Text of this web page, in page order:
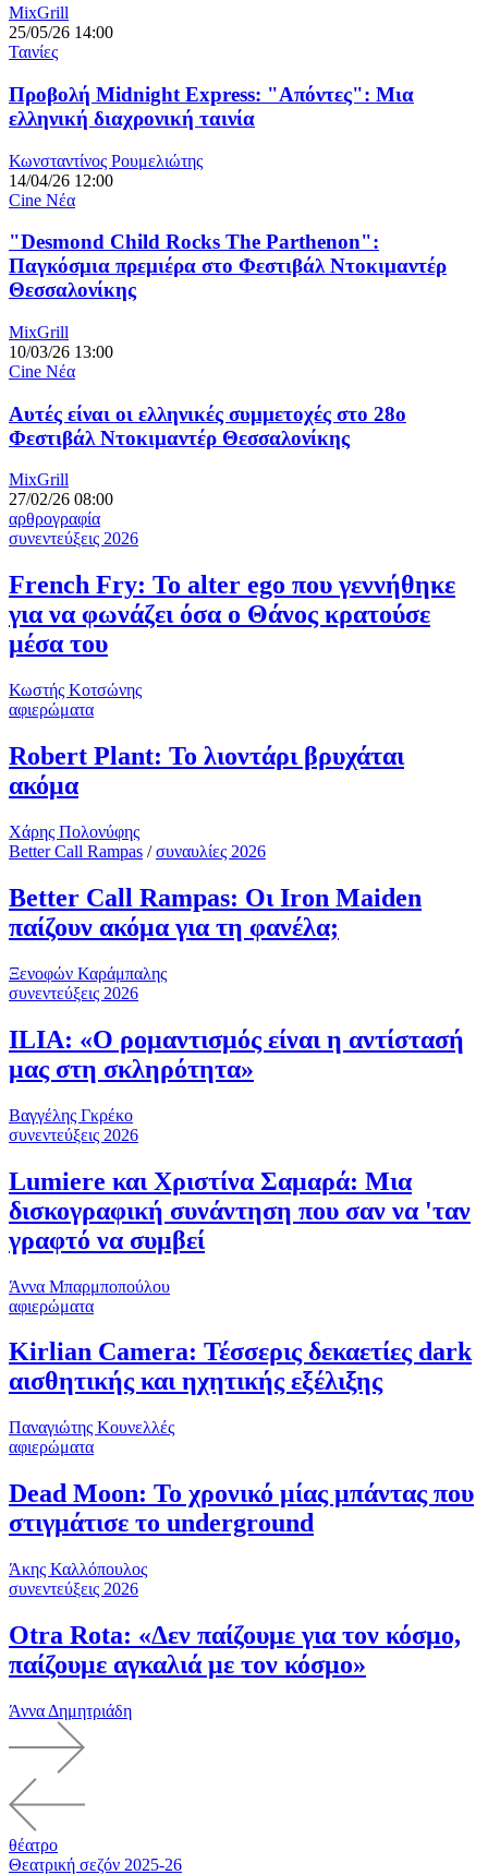
MixGrill
25/05/26 14:00
Ταινίες
Προβολή Midnight Express: "Απόντες": Μια
ελληνική διαχρονική ταινία
Κωνσταντίνος Ρουμελιώτης
14/04/26 12:00
Cine Νέα
"Desmond Child Rocks The Parthenon":
Παγκόσμια πρεμιέρα στο Φεστιβάλ Ντοκιμαντέρ
Θεσσαλονίκης
MixGrill
10/03/26 13:00
Cine Νέα
Αυτές είναι οι ελληνικές συμμετοχές στο 28ο
Φεστιβάλ Ντοκιμαντέρ Θεσσαλονίκης
MixGrill
27/02/26 08:00
αρθρογραφία
συνεντεύξεις 2026
French Fry: Το alter ego που γεννήθηκε
για να φωνάζει όσα ο Θάνος κρατούσε
μέσα του
Κωστής Κοτσώνης
αφιερώματα
Robert Plant: Το λιοντάρι βρυχάται
ακόμα
Χάρης Πολονύφης
Better Call Rampas /συναυλίες 2026
Better Call Rampas: Οι Iron Maiden
παίζουν ακόμα για τη φανέλα;
Ξενοφών Καράμπαλης
συνεντεύξεις 2026
ILIA: «Ο ρομαντισμός είναι η αντίστασή
μας στη σκληρότητα»
Βαγγέλης Γκρέκο
συνεντεύξεις 2026
Lumiere και Χριστίνα Σαμαρά: Μια
δισκογραφική συνάντηση που σαν να 'ταν
γραφτό να συμβεί
Άννα Μπαρμποπούλου
αφιερώματα
Kirlian Camera: Τέσσερις δεκαετίες dark
αισθητικής και ηχητικής εξέλιξης
Παναγιώτης Κουνελλές
αφιερώματα
Dead Moon: Το χρονικό μίας μπάντας που
στιγμάτισε το underground
Άκης Καλλόπουλος
συνεντεύξεις 2026
Otra Rota: «Δεν παίζουμε για τον κόσμο,
παίζουμε αγκαλιά με τον κόσμο»
Άννα Δημητριάδη
θέατρο
Θεατρική σεζόν 2025-26